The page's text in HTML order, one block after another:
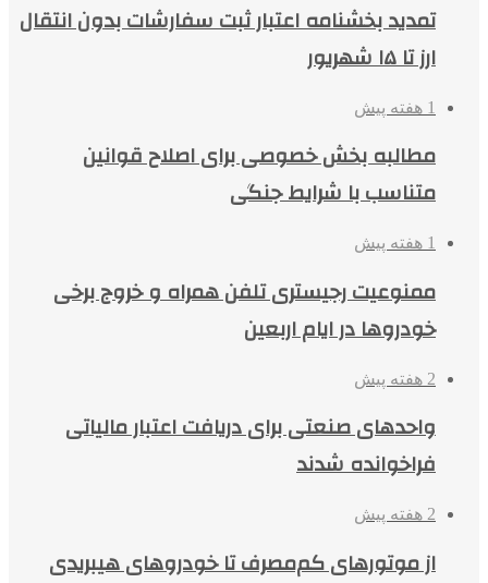
تمدید بخشنامه اعتبار ثبت سفارشات بدون انتقال
ارز تا ۱۵ شهریور
1 هفته پیش
مطالبه بخش خصوصی برای اصلاح قوانین
متناسب با شرایط جنگی
1 هفته پیش
ممنوعیت رجیستری تلفن همراه و خروج برخی
خودروها در ایام اربعین
2 هفته پیش
واحدهای صنعتی برای دریافت اعتبار مالیاتی
فراخوانده شدند
2 هفته پیش
از موتورهای کم‌مصرف تا خودروهای هیبریدی